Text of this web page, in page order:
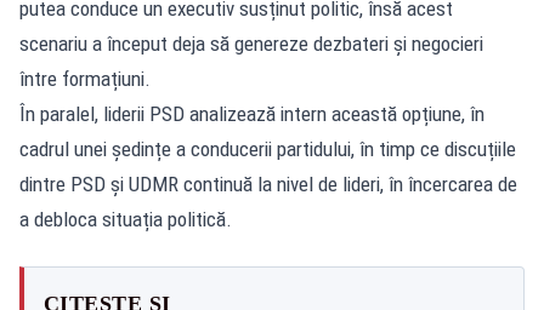
putea conduce un executiv susținut politic, însă acest
scenariu a început deja să genereze dezbateri și negocieri
între formațiuni.
În paralel, liderii PSD analizează intern această opțiune, în
cadrul unei ședințe a conducerii partidului, în timp ce discuțiile
dintre PSD și UDMR continuă la nivel de lideri, în încercarea de
a debloca situația politică.
CITEȘTE ȘI